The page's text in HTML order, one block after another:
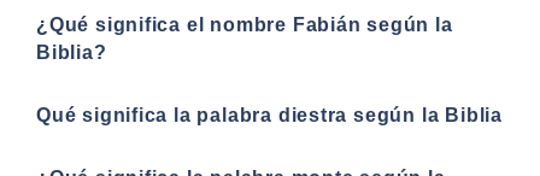
¿Qué significa el nombre Fabián según la
Biblia?
Qué significa la palabra diestra según la Biblia